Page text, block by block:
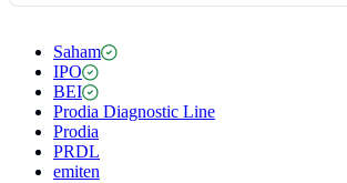
Saham
IPO
BEI
Prodia Diagnostic Line
Prodia
PRDL
emiten